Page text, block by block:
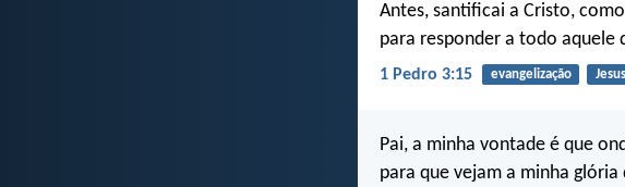
Antes, santificai a Cristo,
para responder a todo aquele
1 Pedro 3:15 evangelização Jesus
Pai, a minha vontade é que
para que vejam a minha